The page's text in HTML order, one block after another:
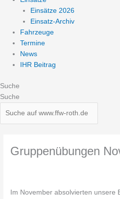
Einsätze 2026
Einsatz-Archiv
Fahrzeuge
Termine
News
IHR Beitrag
Suche
Suche
Gruppenübungen
Im November absolvierten unsere